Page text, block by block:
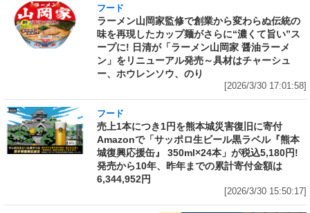
フード
ラーメン山岡家監修で創業から変わらぬ伝統の
味を再現したカップ麺がさらに“濃くて旨い”ス
ープに! 日清が「ラーメン山岡家 醤油ラーメ
ン」をリニューアル発売～具材はチャーシュ
ー、ホウレンソウ、のり
[2026/3/30 17:01:58]
フード
売上1本につき1円を熊本城災害復旧に寄付
Amazonで「サッポロ生ビール黒ラベル『熊本
城復興応援缶』 350ml×24本」が税込5,180円!
発売から10年、昨年までの累計寄付金額は
6,344,952円
[2026/3/30 15:50:17]